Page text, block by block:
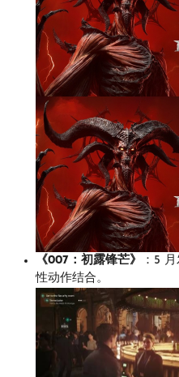
《007：初露锋芒》
：5
性动作结合。